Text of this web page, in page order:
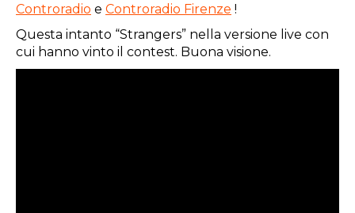
Controradio e Controradio Firenze !
Questa intanto “Strangers” nella versione live con
cui hanno vinto il contest. Buona visione.